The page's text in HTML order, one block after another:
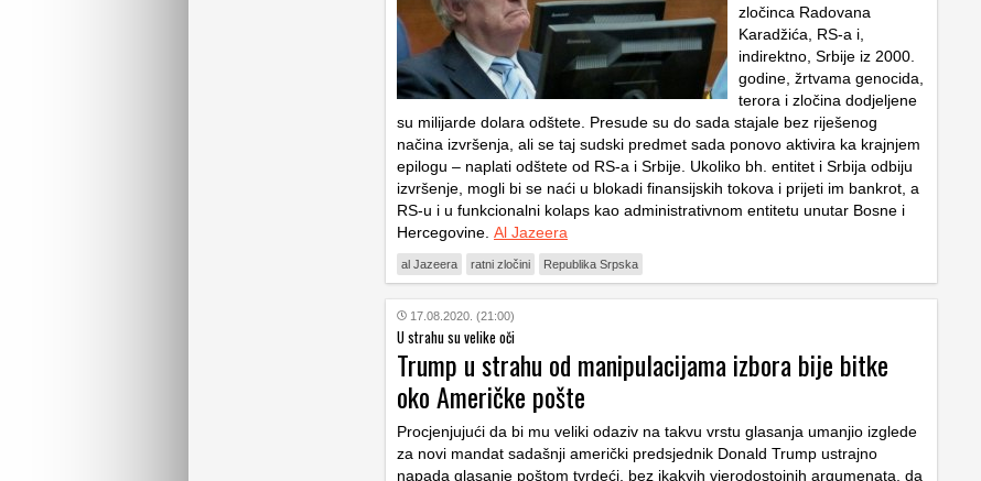
zločinca Radovana
Karadžića, RS-a i,
indirektno, Srbije iz 2000.
godine, žrtvama genocida,
terora i zločina dodjeljene
su milijarde dolara odštete. Presude su do sada stajale bez riješenog
načina izvršenja, ali se taj sudski predmet sada ponovo aktivira ka krajnjem
epilogu – naplati odštete od RS-a i Srbije. Ukoliko bh. entitet i Srbija odbiju
izvršenje, mogli bi se naći u blokadi finansijskih tokova i prijeti im bankrot, a
RS-u i u funkcionalni kolaps kao administrativnom entitetu unutar Bosne i
Hercegovine. Al Jazeera
al Jazeera ratni zločini Republika Srpska
17.08.2020. (21:00)
U strahu su velike oči
Trump u strahu od manipulacijama izbora bije bitke
oko Američke pošte
Procjenjujući da bi mu veliki odaziv na takvu vrstu glasanja umanjio izglede
za novi mandat sadašnji američki predsjednik Donald Trump ustrajno
napada glasanje poštom tvrdeći, bez ikakvih vjerodostojnih argumenata, da